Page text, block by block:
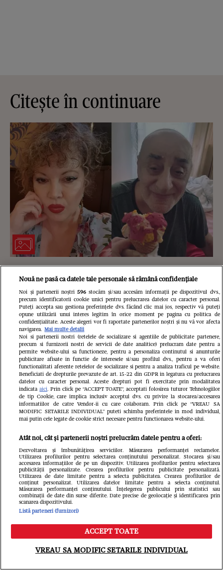
Citește în continuare
Oana Lis spune că soțul ei o roagă să
slăbească și să iasă la evenimente.
Mesaj pentru cei care o critică: „Dacă
mă vede nearanjată, îl afectează și pe
el!”
Cum arată vila de 2,5 milioane de
euro a Monicăi Tatoiu: „Miezul casei
trebuie să fie o legătură între trecut,
Meniu Caută
Nouă ne pasă ca datele tale personale să rămână confidențiale
Noi și partenerii noștri 596stocăm și/sau accesăm informații pe dispozitivul dvs.,
precum identificatorii cookie unici pentru prelucrarea datelor cu caracter personal.
Puteți accepta sau gestiona preferințele dvs. făcând clic mai jos, respectiv vă puteți
opune utilizării unui interes legitim în orice moment pe pagina cu politica de
confidențialitate. Aceste alegeri vor fi raportate partenerilor noștri și nu vă vor afecta
navigarea. Mai multe detalii
Noi si partenerii nostri (retelele de socializare si agentiile de publicitate partenere,
precum si furnizorii nostri de servicii de date analitice) prelucram date pentru a
permite website-ului sa functioneze, pentru a personaliza continutul si anunturile
publicitare afisate in functie de interesele si/sau profilul dvs., pentru a va oferi
functionalitati aferente retelelor de socializare si pentru a analiza traficul pe website.
Beneficiati de drepturile prevazute de art. 15-22 din GDPR in legatura cu prelucrarea
datelor cu caracter personal. Aceste drepturi pot fi exercitate prin modalitatea
indicataaici. Prin click pe “ACCEPT TOATE”, acceptati folosirea tuturor Tehnologiilor
de tip Cookie, care implica inclusiv acceptul dvs. cu privire la stocarea/accesarea
informatiilor de catre Vendor-ii cu care colaboram. Prin click pe “VREAU SA
MODIFIC SETARILE INDIVIDUAL” puteti schimba preferintele in mod individual,
mai putin cele legate de cookie strict necesare pentru functionarea website-ului.
Atât noi, cât și partenerii noștri prelucrăm datele pentru a oferi:
Dezvoltarea și îmbunătățirea serviciilor. Măsurarea performanței reclamelor.
Utilizarea profilurilor pentru selectarea conținutului personalizat. Stocarea și/sau
accesarea informațiilor de pe un dispozitiv. Utilizarea profilurilor pentru selectarea
publicității personalizate. Crearea profilurilor pentru publicitate personalizată.
Utilizarea de date limitate pentru a selecta publicitatea. Crearea profilurilor de
conținut personalizat. Utilizarea datelor limitate pentru a selecta conținutul.
Măsurarea performanței conținutului. Înțelegerea publicului prin statistici sau
combinații de date din surse diferite. Date precise de geolocație și identificarea prin
scanarea dispozitivului.
Listă parteneri (furnizori)
ACCEPT TOATE
VREAU SA MODIFIC SETARILE INDIVIDUAL